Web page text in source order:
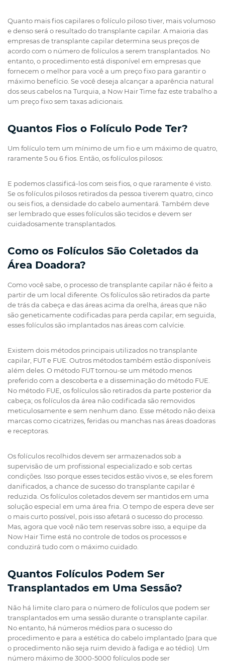
Quanto mais fios capilares o folículo piloso tiver, mais volumoso
e denso será o resultado do transplante capilar. A maioria das
empresas de transplante capilar determina seus preços de
acordo com o número de folículos a serem transplantados. No
entanto, o procedimento está disponível em empresas que
fornecem o melhor para você a um preço fixo para garantir o
máximo benefício. Se você deseja alcançar a aparência natural
dos seus cabelos na Turquia, a Now Hair Time faz este trabalho a
um preço fixo sem taxas adicionais.
Quantos Fios o Folículo Pode Ter?
Um folículo tem um mínimo de um fio e um máximo de quatro,
raramente 5 ou 6 fios. Então, os folículos pilosos:
E podemos classificá-los com seis fios, o que raramente é visto.
Se os folículos pilosos retirados da pessoa tiverem quatro, cinco
ou seis fios, a densidade do cabelo aumentará. Também deve
ser lembrado que esses folículos são tecidos e devem ser
cuidadosamente transplantados.
Como os Folículos São Coletados da
Área Doadora?
Como você sabe, o processo de transplante capilar não é feito a
partir de um local diferente. Os folículos são retirados da parte
de trás da cabeça e das áreas acima da orelha, áreas que não
são geneticamente codificadas para perda capilar; em seguida,
esses folículos são implantados nas áreas com calvície.
Existem dois métodos principais utilizados no transplante
capilar, FUT e FUE. Outros métodos também estão disponíveis
além deles. O método FUT tornou-se um método menos
preferido com a descoberta e a disseminação do método FUE.
No método FUE, os folículos são retirados da parte posterior da
cabeça; os folículos da área não codificada são removidos
meticulosamente e sem nenhum dano. Esse método não deixa
marcas como cicatrizes, feridas ou manchas nas áreas doadoras
e receptoras.
Os folículos recolhidos devem ser armazenados sob a
supervisão de um profissional especializado e sob certas
condições. Isso porque esses tecidos estão vivos e, se eles forem
danificados, a chance de sucesso do transplante capilar é
reduzida. Os folículos coletados devem ser mantidos em uma
solução especial em uma área fria. O tempo de espera deve ser
o mais curto possível, pois isso afetará o sucesso do processo.
Mas, agora que você não tem reservas sobre isso, a equipe da
Now Hair Time está no controle de todos os processos e
conduzirá tudo com o máximo cuidado.
Quantos Folículos Podem Ser
Transplantados em Uma Sessão?
Não há limite claro para o número de folículos que podem ser
transplantados em uma sessão durante o transplante capilar.
No entanto, há números médios para o sucesso do
procedimento e para a estética do cabelo implantado (para que
o procedimento não seja ruim devido à fadiga e ao tédio). Um
número máximo de 3000-5000 folículos pode ser